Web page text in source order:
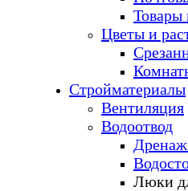
Товары
Цветы и
Стройматериалы
Вентиляция
Водоотвод
Люки